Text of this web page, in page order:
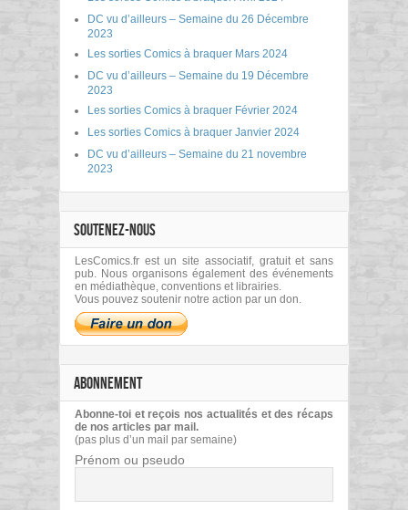
DC vu d’ailleurs – Semaine du 26 Décembre
2023
Les sorties Comics à braquer Mars 2024
DC vu d’ailleurs – Semaine du 19 Décembre
2023
Les sorties Comics à braquer Février 2024
Les sorties Comics à braquer Janvier 2024
DC vu d’ailleurs – Semaine du 21 novembre
2023
SOUTENEZ-NOUS
LesComics.fr est un site associatif, gratuit et sans
pub. Nous organisons également des événements
en médiathèque, conventions et librairies.
Vous pouvez soutenir notre action par un don.
ABONNEMENT
Abonne-toi et reçois nos actualités et des récaps
de nos articles par mail.
(pas plus d’un mail par semaine)
Prénom ou pseudo